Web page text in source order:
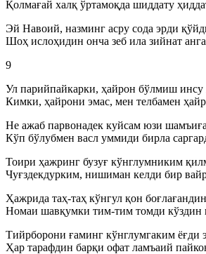
Қолмағай халқ ўртамоқда шиддату
Эй Навоий, назминг асру сода эрди
Шоҳ ислоҳидин онча зеб ила зийнат
9
Ул парийпайкарки, ҳайрон бўлмиш инсу
Кимки, ҳайрони эмас, мен телбамен
Не ажаб парвонадек куйсам юзи
Кўп бўлубмен васл уммиди бирла
Тоири ҳажринг бузуғ кўнглумниким
Чуғздекдурким, нишиман келди бир
Ҳажрида таҳ-таҳ кўнгул қон
Номаи шавқумки тим-тим томди кўздин
Тийрборони ғаминг кўнглумгаким ёғди
Ҳар тарафдин барқи офат ламъаий